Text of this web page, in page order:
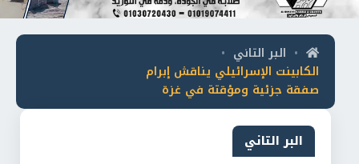
• البر التاني •
الكابينت الإسرائيلي يناقش إبرام
صفقة جزئية ومؤقتة في غزة
البر التاني